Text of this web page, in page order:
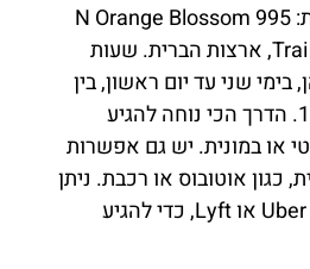
המוזיאון נמצא בכתובת: 995 N Orange Blossom
Trail, Orlando, FL 32805, ארצות הברית. שעות
בימי שני עד יום ראשון, בין
השעות 10:00 ל- 18:00. הדרך הכי נוחה להגיע
או במונית. יש גם אפשרות
כגון אוטובוס או רכבת. ניתן
להשתמש בשירות של Uber או Lyft, כדי להגיע